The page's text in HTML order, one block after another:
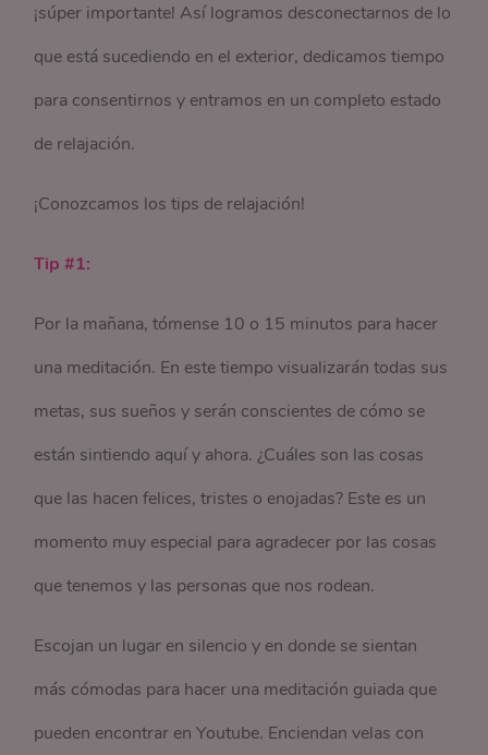
¡súper importante! Así logramos desconectarnos de lo
que está sucediendo en el exterior, dedicamos tiempo
para consentirnos y entramos en un completo estado
de relajación.
¡Conozcamos los tips de relajación!
Tip #1:
Por la mañana, tómense 10 o 15 minutos para hacer
una meditación. En este tiempo visualizarán todas sus
metas, sus sueños y serán conscientes de cómo se
están sintiendo aquí y ahora. ¿Cuáles son las cosas
que las hacen felices, tristes o enojadas? Este es un
momento muy especial para agradecer por las cosas
que tenemos y las personas que nos rodean.
Escojan un lugar en silencio y en donde se sientan
más cómodas para hacer una meditación guiada que
pueden encontrar en Youtube. Enciendan velas con